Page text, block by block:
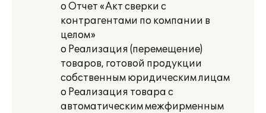
o Отчет «Акт сверки с
контрагентами по компании в
целом»
o Реализация (перемещение)
товаров, готовой продукции
собственным юридическим лицам
o Реализация товара с
автоматическим межфирменным